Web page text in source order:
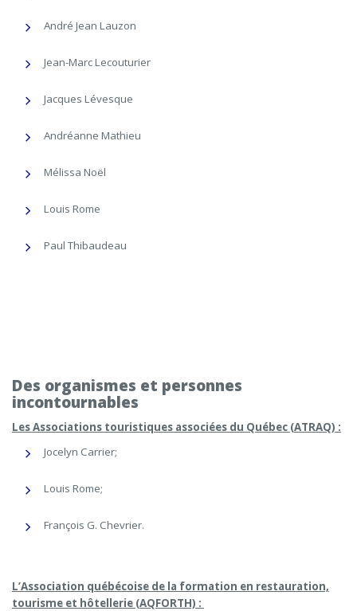
André Jean Lauzon
Jean-Marc Lecouturier
Jacques Lévesque
Andréanne Mathieu
Mélissa Noël
Louis Rome
Paul Thibaudeau
Des organismes et personnes
incontournables
Les Associations touristiques associées du Québec (ATRAQ) :
Jocelyn Carrier;
Louis Rome;
François G. Chevrier.
L’Association québécoise de la formation en restauration,
tourisme et hôtellerie (AQFORTH) :